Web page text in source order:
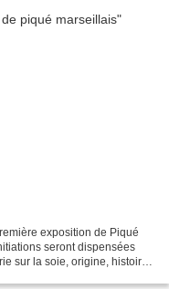
exposition de Piqué
seront dispensées
sur la soie, origine, histoire,